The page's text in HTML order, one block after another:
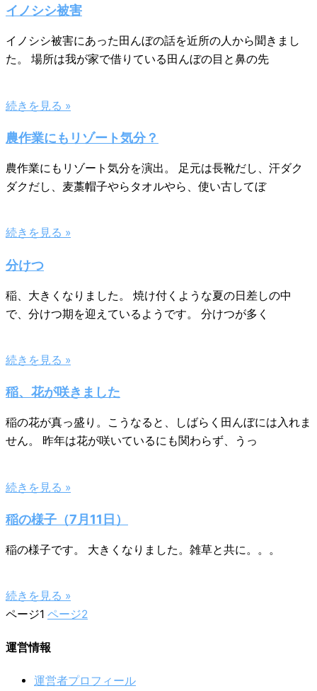
イノシシ被害
イノシシ被害にあった田んぼの話を近所の人から聞きまし
た。 場所は我が家で借りている田んぼの目と鼻の先
続きを見る »
農作業にもリゾート気分？
農作業にもリゾート気分を演出。 足元は長靴だし、汗ダク
ダクだし、麦藁帽子やらタオルやら、使い古してぼ
続きを見る »
分けつ
稲、大きくなりました。 焼け付くような夏の日差しの中
で、分けつ期を迎えているようです。 分けつが多く
続きを見る »
稲、花が咲きました
稲の花が真っ盛り。こうなると、しばらく田んぼには入れま
せん。 昨年は花が咲いているにも関わらず、うっ
続きを見る »
稲の様子（7月11日）
稲の様子です。 大きくなりました。雑草と共に。。。
続きを見る »
ページ1 ページ2
運営情報
運営者プロフィール